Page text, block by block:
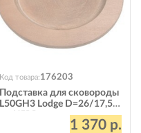
Код товара:176203
Подставка для сковороды
L50GH3 Lodge D=26/17,5
1 370 р.